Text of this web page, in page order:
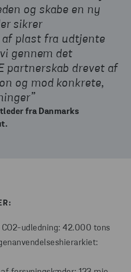
og skabe en ny
sikrer
af plast fra udtjente
gennem det
partnerskab drevet af
og mod konkrete,
fra Danmarks
udledning: 42.000 tons